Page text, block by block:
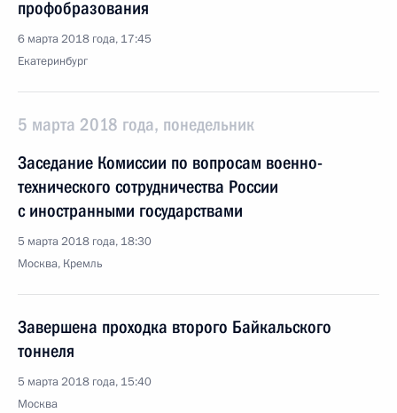
профобразования
6 марта 2018 года, 17:45
Екатеринбург
5 марта 2018 года, понедельник
Заседание Комиссии по вопросам военно-
технического сотрудничества России
с иностранными государствами
5 марта 2018 года, 18:30
Москва, Кремль
Завершена проходка второго Байкальского
тоннеля
5 марта 2018 года, 15:40
Москва